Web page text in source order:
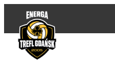
content